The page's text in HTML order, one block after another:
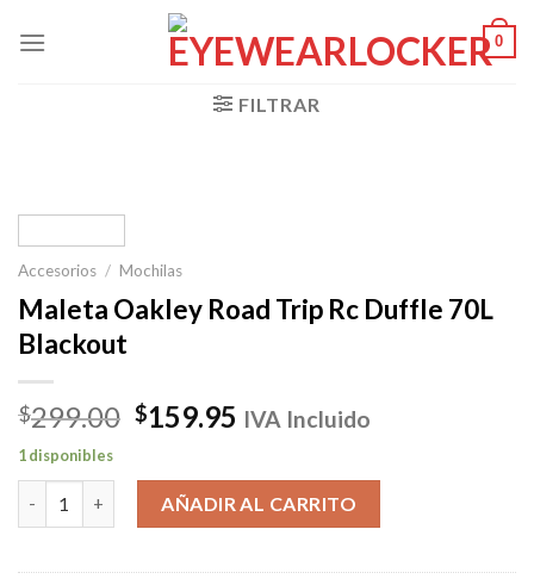
0
FILTRAR
Accesorios / Mochilas
Maleta Oakley Road Trip Rc Duffle 70L
Blackout
$299.00 El
original
era:
$299.00.
$159.95 El
actual
es:
$159.95.
IVA Incluido
1 disponibles
Maleta Oakley Road Trip Rc Duffle 70L Blackout cantidad
AÑADIR AL CARRITO